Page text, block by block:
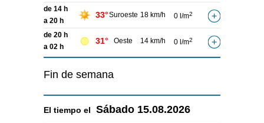
de 14 h
a 20 h
33°Suroeste 18 km/h 0 l/m2
de 20 h
a 02 h
31° Oeste 14 km/h 0 l/m2
Fin de semana
El tiempo el Sábado 15.08.2026